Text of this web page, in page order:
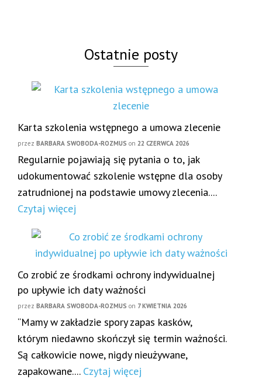
Ostatnie posty
Karta szkolenia wstępnego a umowa zlecenie
przez BARBARA SWOBODA-ROZMUS on 22 CZERWCA 2026
Regularnie pojawiają się pytania o to, jak
udokumentować szkolenie wstępne dla osoby
zatrudnionej na podstawie umowy zlecenia....
Czytaj więcej
Co zrobić ze środkami ochrony indywidualnej
po upływie ich daty ważności
przez BARBARA SWOBODA-ROZMUS on 7 KWIETNIA 2026
“Mamy w zakładzie spory zapas kasków,
którym niedawno skończył się termin ważności.
Są całkowicie nowe, nigdy nieużywane,
zapakowane.... Czytaj więcej